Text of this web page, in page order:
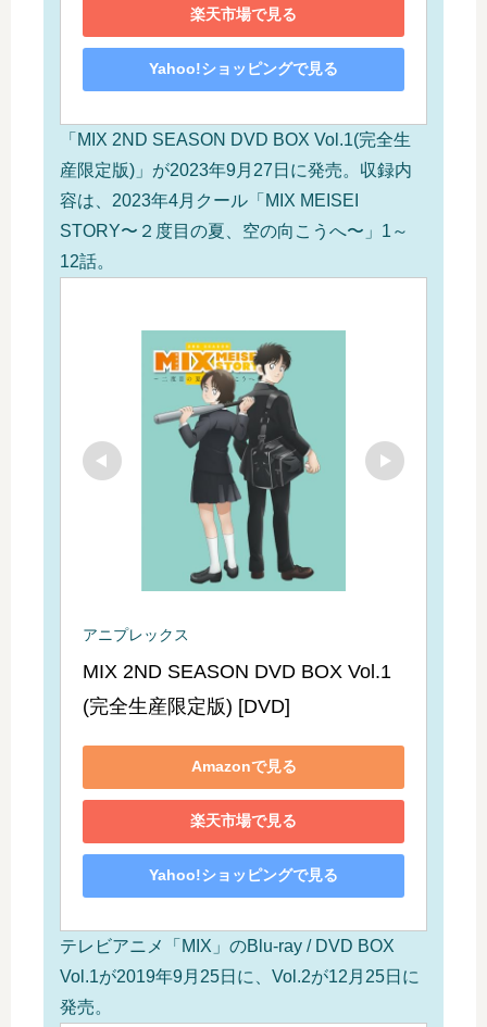
楽天市場で見る
Yahoo!ショッピングで見る
「MIX 2ND SEASON DVD BOX Vol.1(完全生
産限定版)」が2023年9月27日に発売。収録内
容は、2023年4月クール「MIX MEISEI
STORY〜２度目の夏、空の向こうへ〜」1～
12話。
アニプレックス
MIX 2ND SEASON DVD BOX Vol.1
(完全生産限定版) [DVD]
Amazonで見る
楽天市場で見る
Yahoo!ショッピングで見る
テレビアニメ「MIX」のBlu-ray / DVD BOX
Vol.1が2019年9月25日に、Vol.2が12月25日に
発売。